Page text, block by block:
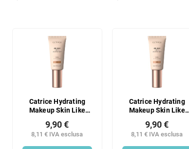
Catrice Hydrating
Makeup Skin Like
8,11 € IVA esclusa
9,90 €
Catrice Hydrating
Makeup Skin Like
8,11 € IVA esclusa
9,90 €